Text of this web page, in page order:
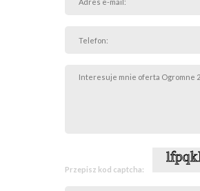
Przepisz kod captcha: